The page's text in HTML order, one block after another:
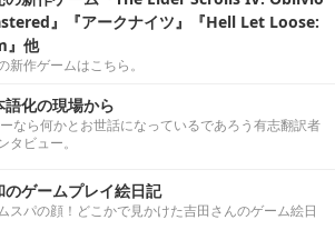
』『アークナイツ』『Hell Let Loose:
』他
新作ゲームはこちら。
語化の現場から
なら何かとお世話になっているであろう有志翻訳者
タビュー。
のゲームプレイ絵日記
スパの顔！どこかで見かけた吉田さんのゲーム絵日